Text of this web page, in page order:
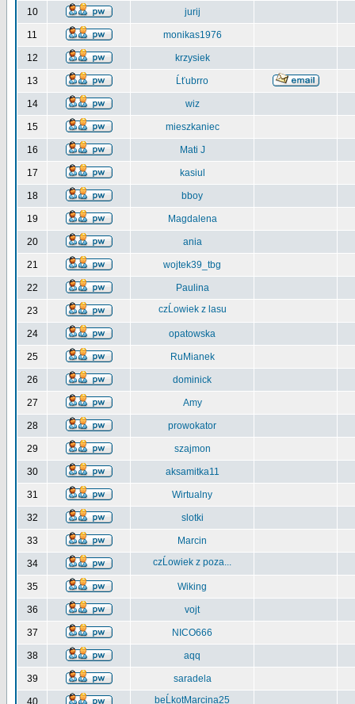
10 jurij
11 monikas1976
12 krzysiek
13 Ĺťubrro
14 wiz
15 mieszkaniec
16 Mati J
17 kasiul
18 bboy
19 Magdalena
20 ania
21 wojtek39_tbg
22 Paulina
23 czĹowiek z lasu
24 opatowska
25 RuMianek
26 dominick
27 Amy
28 prowokator
29 szajmon
30 aksamitka11
31 Wirtualny
32 slotki
33 Marcin
34 czĹowiek z poza...
35 Wiking
36 vojt
37 NICO666
38 aqq
39 saradela
40 beĹkotMarcina25